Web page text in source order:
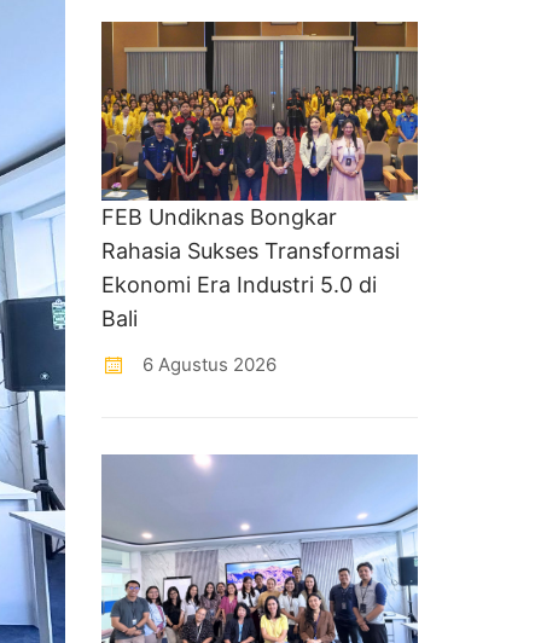
FEB Undiknas Bongkar
Rahasia Sukses Transformasi
Ekonomi Era Industri 5.0 di
Bali
6 Agustus 2026